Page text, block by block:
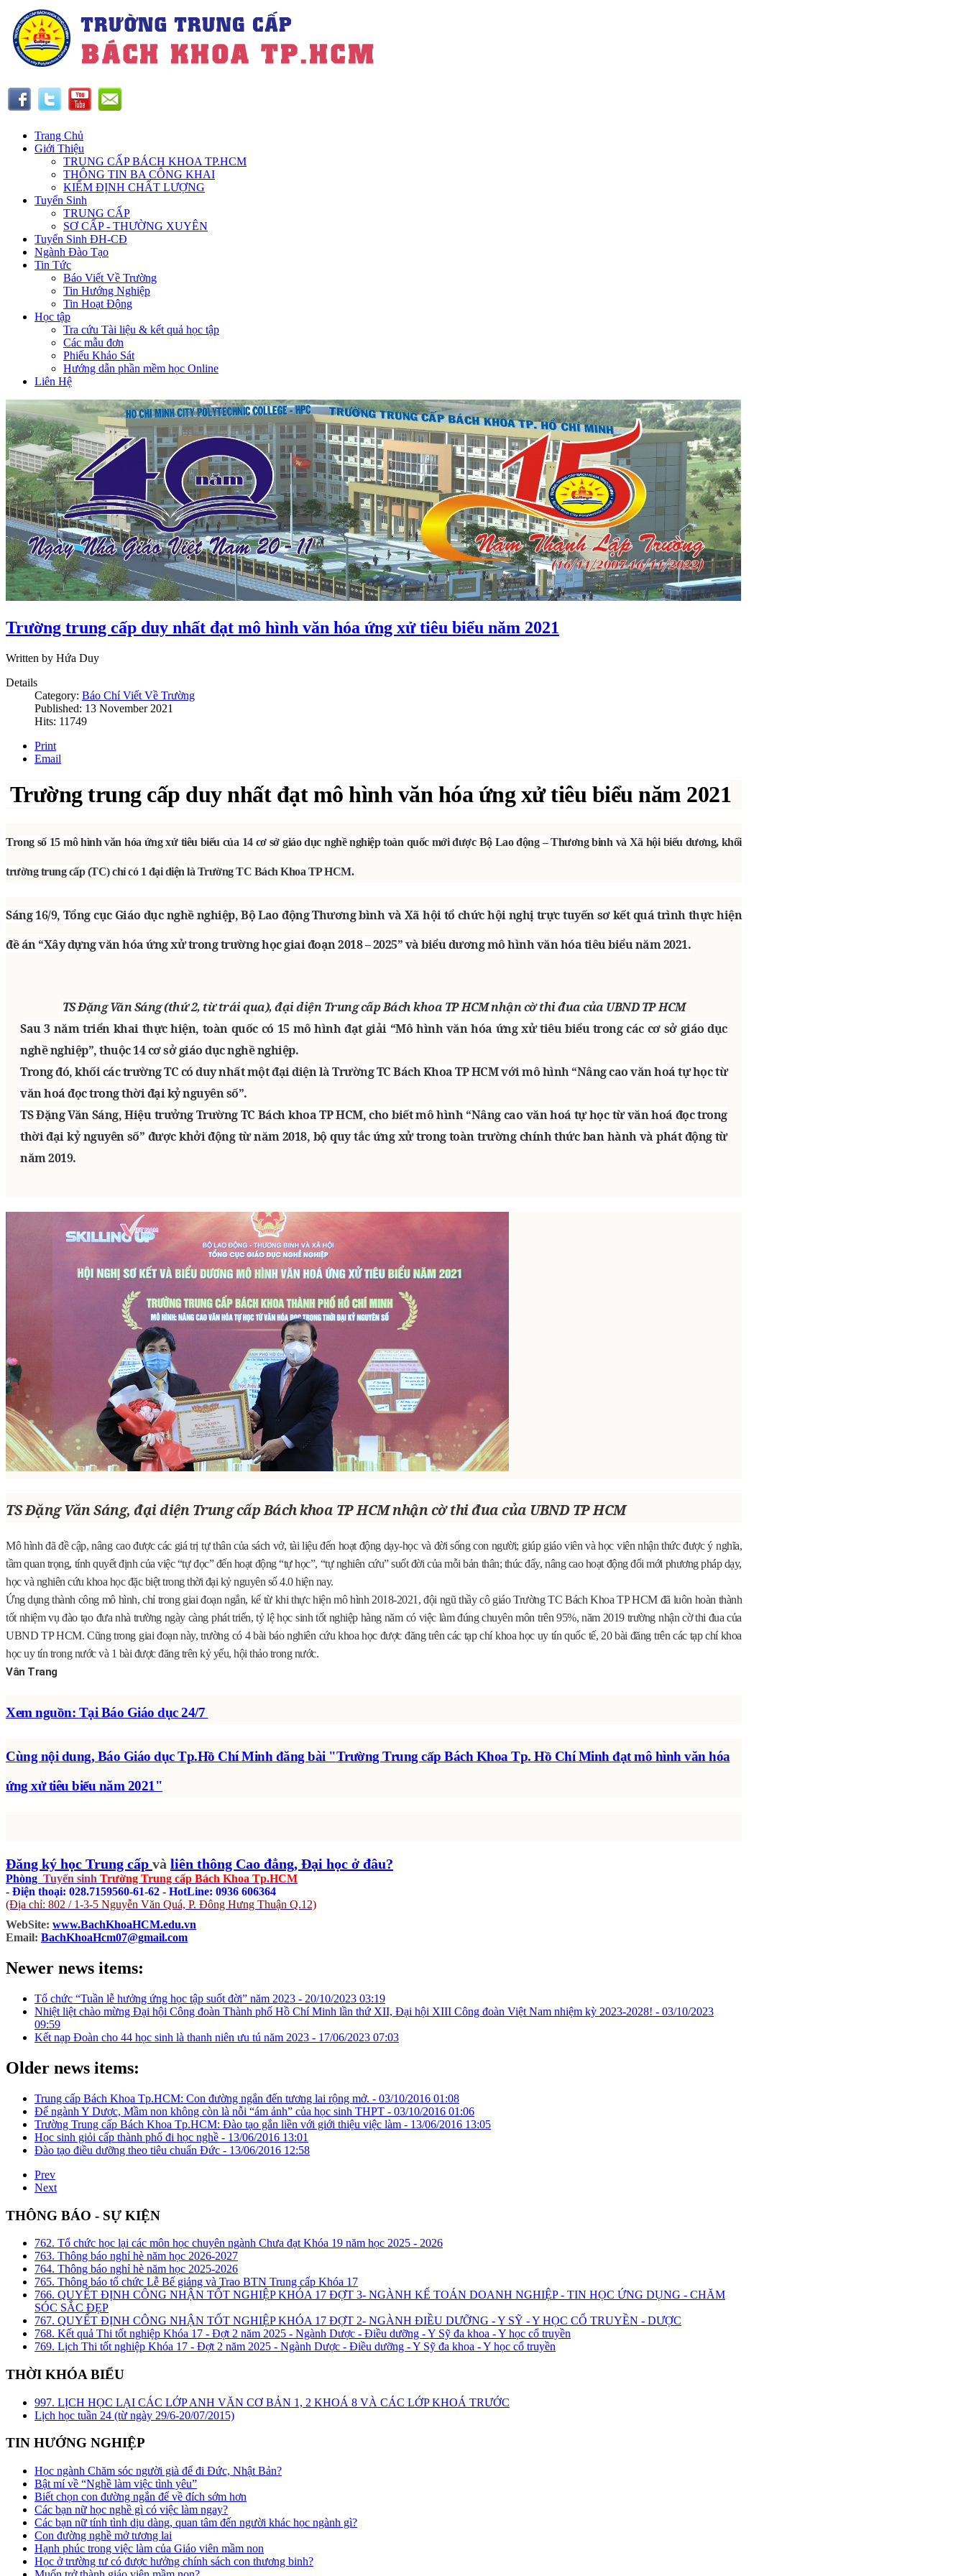
Trang Chủ
Giới Thiệu
TRUNG CẤP BÁCH KHOA TP.HCM
THÔNG TIN BA CÔNG KHAI
KIỂM ĐỊNH CHẤT LƯỢNG
Tuyển Sinh
TRUNG CẤP
SƠ CẤP - THƯỜNG XUYÊN
Tuyển Sinh ĐH-CĐ
Ngành Đào Tạo
Tin Tức
Báo Viết Về Trường
Tin Hướng Nghiệp
Tin Hoạt Động
Học tập
Tra cứu Tài liệu & kết quả học tập
Các mẫu đơn
Phiếu Khảo Sát
Hướng dẫn phần mềm học Online
Liên Hệ
Trường trung cấp duy nhất đạt mô hình văn hóa ứng xử tiêu biểu năm 2021
Written by Hứa Duy
Details
Category: Báo Chí Viết Về Trường
Published: 13 November 2021
Hits: 11749
Print
Email
Trường trung cấp duy nhất đạt mô hình văn hóa ứng xử tiêu biểu năm 2021
Trong số 15 mô hình văn hóa ứng xử tiêu biểu của 14 cơ sở giáo dục nghề nghiệp toàn quốc mới được Bộ Lao động – Thương binh và Xã hội biểu dương, khối
trường trung cấp (TC) chỉ có 1 đại diện là Trường TC Bách Khoa TP HCM.
Sáng 16/9, Tổng cục Giáo dục nghề nghiệp, Bộ Lao động Thương bình và Xã hội tổ chức hội nghị trực tuyến sơ kết quá trình thực hiện
đề án “Xây dựng văn hóa ứng xử trong trường học giai đoạn 2018 – 2025” và biểu dương mô hình văn hóa tiêu biểu năm 2021.
TS Đặng Văn Sáng (thứ 2, từ trái qua), đại diện Trung cấp Bách khoa TP HCM nhận cờ thi đua của UBND TP HCM
Sau 3 năm triển khai thực hiện, toàn quốc có 15 mô hình đạt giải “Mô hình văn hóa ứng xử tiêu biểu trong các cơ sở giáo dục
nghề nghiệp”, thuộc 14 cơ sở giáo dục nghề nghiệp.
Trong đó, khối các trường TC có duy nhất một đại diện là Trường TC Bách Khoa TP HCM với mô hình “Nâng cao văn hoá tự học từ
văn hoá đọc trong thời đại kỷ nguyên số”.
TS Đặng Văn Sáng, Hiệu trưởng Trường TC Bách khoa TP HCM, cho biết mô hình “Nâng cao văn hoá tự học từ văn hoá đọc trong
thời đại kỷ nguyên số” được khởi động từ năm 2018, bộ quy tắc ứng xử trong toàn trường chính thức ban hành và phát động từ
năm 2019.
TS Đặng Văn Sáng, đại diện Trung cấp Bách khoa TP HCM nhận cờ thi đua của UBND TP HCM
Mô hình đã đề cập, nâng cao được các giá trị tự thân của sách vở, tài liệu đến hoạt động dạy-học và đời sống con người; giúp giáo viên và học viên nhận thức được ý nghĩa,
tầm quan trọng, tính quyết định của việc “tự đọc” đến hoạt động “tự học”, “tự nghiên cứu” suốt đời của mỗi bản thân; thúc đẩy, nâng cao hoạt động đổi mới phương pháp dạy,
học và nghiên cứu khoa học đặc biệt trong thời đại kỷ nguyên số 4.0 hiện nay.
Ứng dụng thành công mô hình, chỉ trong giai đoạn ngắn, kể từ khi thực hiện mô hình 2018-2021, đội ngũ thầy cô giáo Trường TC Bách Khoa TP HCM đã luôn hoàn thành
tốt nhiệm vụ đào tạo đưa nhà trường ngày càng phát triển, tỷ lệ học sinh tốt nghiệp hàng năm có việc làm đúng chuyên môn trên 95%, năm 2019 trường nhận cờ thi đua của
UBND TP HCM. Cũng trong giai đoạn này, trường có 4 bài báo nghiên cứu khoa học được đăng trên các tạp chí khoa học uy tín quốc tế, 20 bài đăng trên các tạp chí khoa
học uy tín trong nước và 1 bài được đăng trên kỷ yếu, hội thảo trong nước.
Vân Trang
Xem nguồn: TạiBáo Giáo dục 24/7
Cùng nội dung, Báo Giáo dục Tp.Hồ Chí Minh đăng bài "Trường Trung cấp Bách Khoa Tp. Hồ Chí Minh đạt mô hình văn hóa
ứng xử tiêu biểu năm 2021"
Đăng ký học Trung cấp và liên thông Cao đẳng, Đại học ở đâu?
Phòng Tuyển sinh Trường Trung cấp Bách Khoa Tp.HCM
- Điện thoại: 028.7159560-61-62 - HotLine: 0936 606364
(Địa chỉ: 802 / 1-3-5 Nguyễn Văn Quá, P. Đông Hưng Thuận Q.12)
WebSite: www.BachKhoaHCM.edu.vn
Email: BachKhoaHcm07@gmail.com
Newer news items:
Tổ chức “Tuần lễ hưởng ứng học tập suốt đời” năm 2023 - 20/10/2023 03:19
Nhiệt liệt chào mừng Đại hội Công đoàn Thành phố Hồ Chí Minh lần thứ XII, Đại hội XIII Công đoàn Việt Nam nhiệm kỳ 2023-2028! - 03/10/2023
09:59
Kết nạp Đoàn cho 44 học sinh là thanh niên ưu tú năm 2023 - 17/06/2023 07:03
Older news items:
​Trung cấp Bách Khoa Tp.HCM: Con đường ngắn đến tương lai rộng mở. - 03/10/2016 01:08
​Để ngành Y Dược, Mầm non không còn là nỗi “ám ảnh” của học sinh THPT - 03/10/2016 01:06
Trường Trung cấp Bách Khoa Tp.HCM: Đào tạo gắn liền với giới thiệu việc làm - 13/06/2016 13:05
Học sinh giỏi cấp thành phố đi học nghề - 13/06/2016 13:01
Đào tạo điều dưỡng theo tiêu chuẩn Đức - 13/06/2016 12:58
Prev
Next
THÔNG BÁO - SỰ KIỆN
762. Tổ chức học lại các môn học chuyên ngành Chưa đạt Khóa 19 năm học 2025 - 2026
763. Thông báo nghỉ hè năm học 2026-2027
764. Thông báo nghỉ hè năm học 2025-2026
765. Thông báo tổ chức Lễ Bế giảng và Trao BTN Trung cấp Khóa 17
766. QUYẾT ĐỊNH CÔNG NHẬN TỐT NGHIỆP KHÓA 17 ĐỢT 3- NGÀNH KẾ TOÁN DOANH NGHIỆP - TIN HỌC ỨNG DỤNG - CHĂM
SÓC SẮC ĐẸP
767. QUYẾT ĐỊNH CÔNG NHẬN TỐT NGHIỆP KHÓA 17 ĐỢT 2- NGÀNH ĐIỀU DƯỠNG - Y SỸ - Y HỌC CỔ TRUYỀN - DƯỢC
768. Kết quả Thi tốt nghiệp Khóa 17 - Đợt 2 năm 2025 - Ngành Dược - Điều dưỡng - Y Sỹ đa khoa - Y học cổ truyền
769. Lịch Thi tốt nghiệp Khóa 17 - Đợt 2 năm 2025 - Ngành Dược - Điều dưỡng - Y Sỹ đa khoa - Y học cổ truyền
THỜI KHÓA BIỂU
997. LỊCH HỌC LẠI CÁC LỚP ANH VĂN CƠ BẢN 1, 2 KHOÁ 8 VÀ CÁC LỚP KHOÁ TRƯỚC
Lịch học tuần 24 (từ ngày 29/6-20/07/2015)
TIN HƯỚNG NGHIỆP
Học ngành Chăm sóc người già để đi Đức, Nhật Bản?
Bật mí về “Nghề làm việc tình yêu”
Biết chọn con đường ngắn để về đích sớm hơn
Các bạn nữ học nghề gì có việc làm ngay?
Các bạn nữ tính tình dịu dàng, quan tâm đến người khác học ngành gì?
Con đường nghề mở tương lai
Hạnh phúc trong việc làm của Giáo viên mầm non
Học ở trường tư có được hưởng chính sách con thương binh?